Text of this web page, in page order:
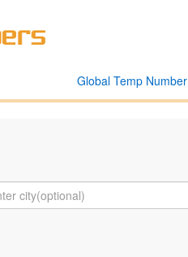
Global Temp Number